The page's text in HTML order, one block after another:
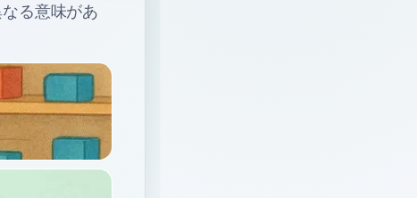
る意味があ